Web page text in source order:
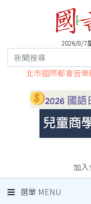
2026/8/7
北市國際都會音
加入
選單 MENU